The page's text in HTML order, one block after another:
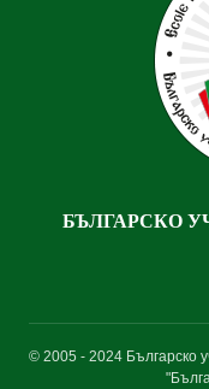
БЪЛГАРСКО
© 2005 - 2024 Българско